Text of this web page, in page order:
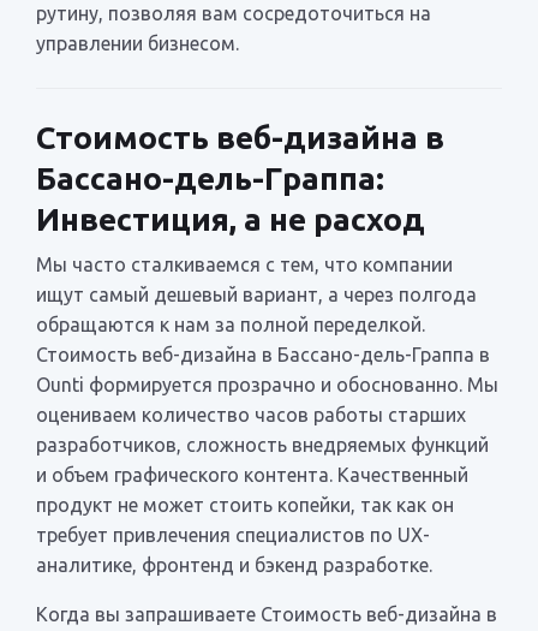
рутину, позволяя вам сосредоточиться на
управлении бизнесом.
Стоимость веб-дизайна в
Бассано-дель-Граппа:
Инвестиция, а не расход
Мы часто сталкиваемся с тем, что компании
ищут самый дешевый вариант, а через полгода
обращаются к нам за полной переделкой.
Стоимость веб-дизайна в Бассано-дель-Граппа в
Ounti формируется прозрачно и обоснованно. Мы
оцениваем количество часов работы старших
разработчиков, сложность внедряемых функций
и объем графического контента. Качественный
продукт не может стоить копейки, так как он
требует привлечения специалистов по UX-
аналитике, фронтенд и бэкенд разработке.
Когда вы запрашиваете Стоимость веб-дизайна в